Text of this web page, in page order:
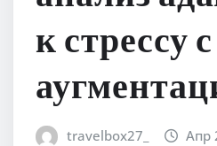
к стрессу
travelbox27_ Апр